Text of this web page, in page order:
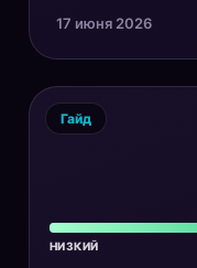
17 июня 2026
НИЗКИЙ
Гайд